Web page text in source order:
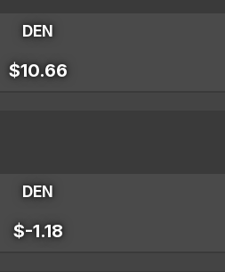
DEN
$10.66
DEN
$-1.18